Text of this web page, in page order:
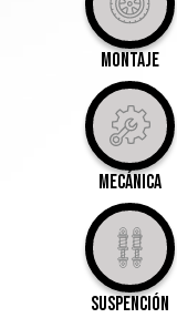
Montaje
Mecánica
suspención